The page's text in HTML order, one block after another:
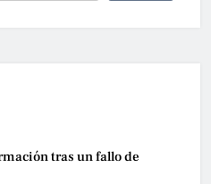
tras un fallo de